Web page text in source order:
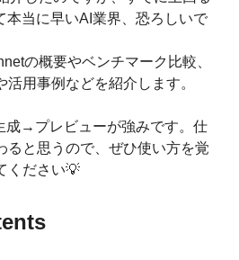
本当に早いAI業界、恐ろしいで
の概要やベンチマーク比較、
用事例などを紹介します。
成→プレビューが強みです。仕
ると思うので、ぜひ使い方を覚
ください💡